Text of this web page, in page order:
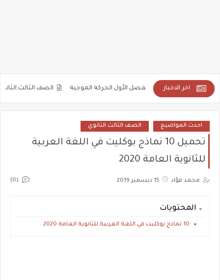
اخر الاخبار الصف الثالث الثانوى 2025: حل أسئلة على توصيل المقاومات (جزء 4 من 4 )
احدث المواضيع الصف الثالث الثانوي
تحميل 10 نماذج بوكليت في اللغة العربية
للثانوية العامة 2020
محمد فؤاد 15 ديسمبر 2019 (0)
المحتويات
10 نماذج بوكليت في اللغة العربية للثانوية العامة 2020